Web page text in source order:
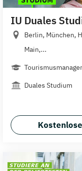
IU Duales
Berlin, München,
Main,...
Duales Studium